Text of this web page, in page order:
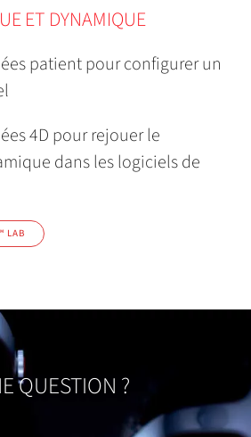
ET DYNAMIQUE
patient pour configurer un
4D pour rejouer le
dans les logiciels de
LAB
QUESTION ?